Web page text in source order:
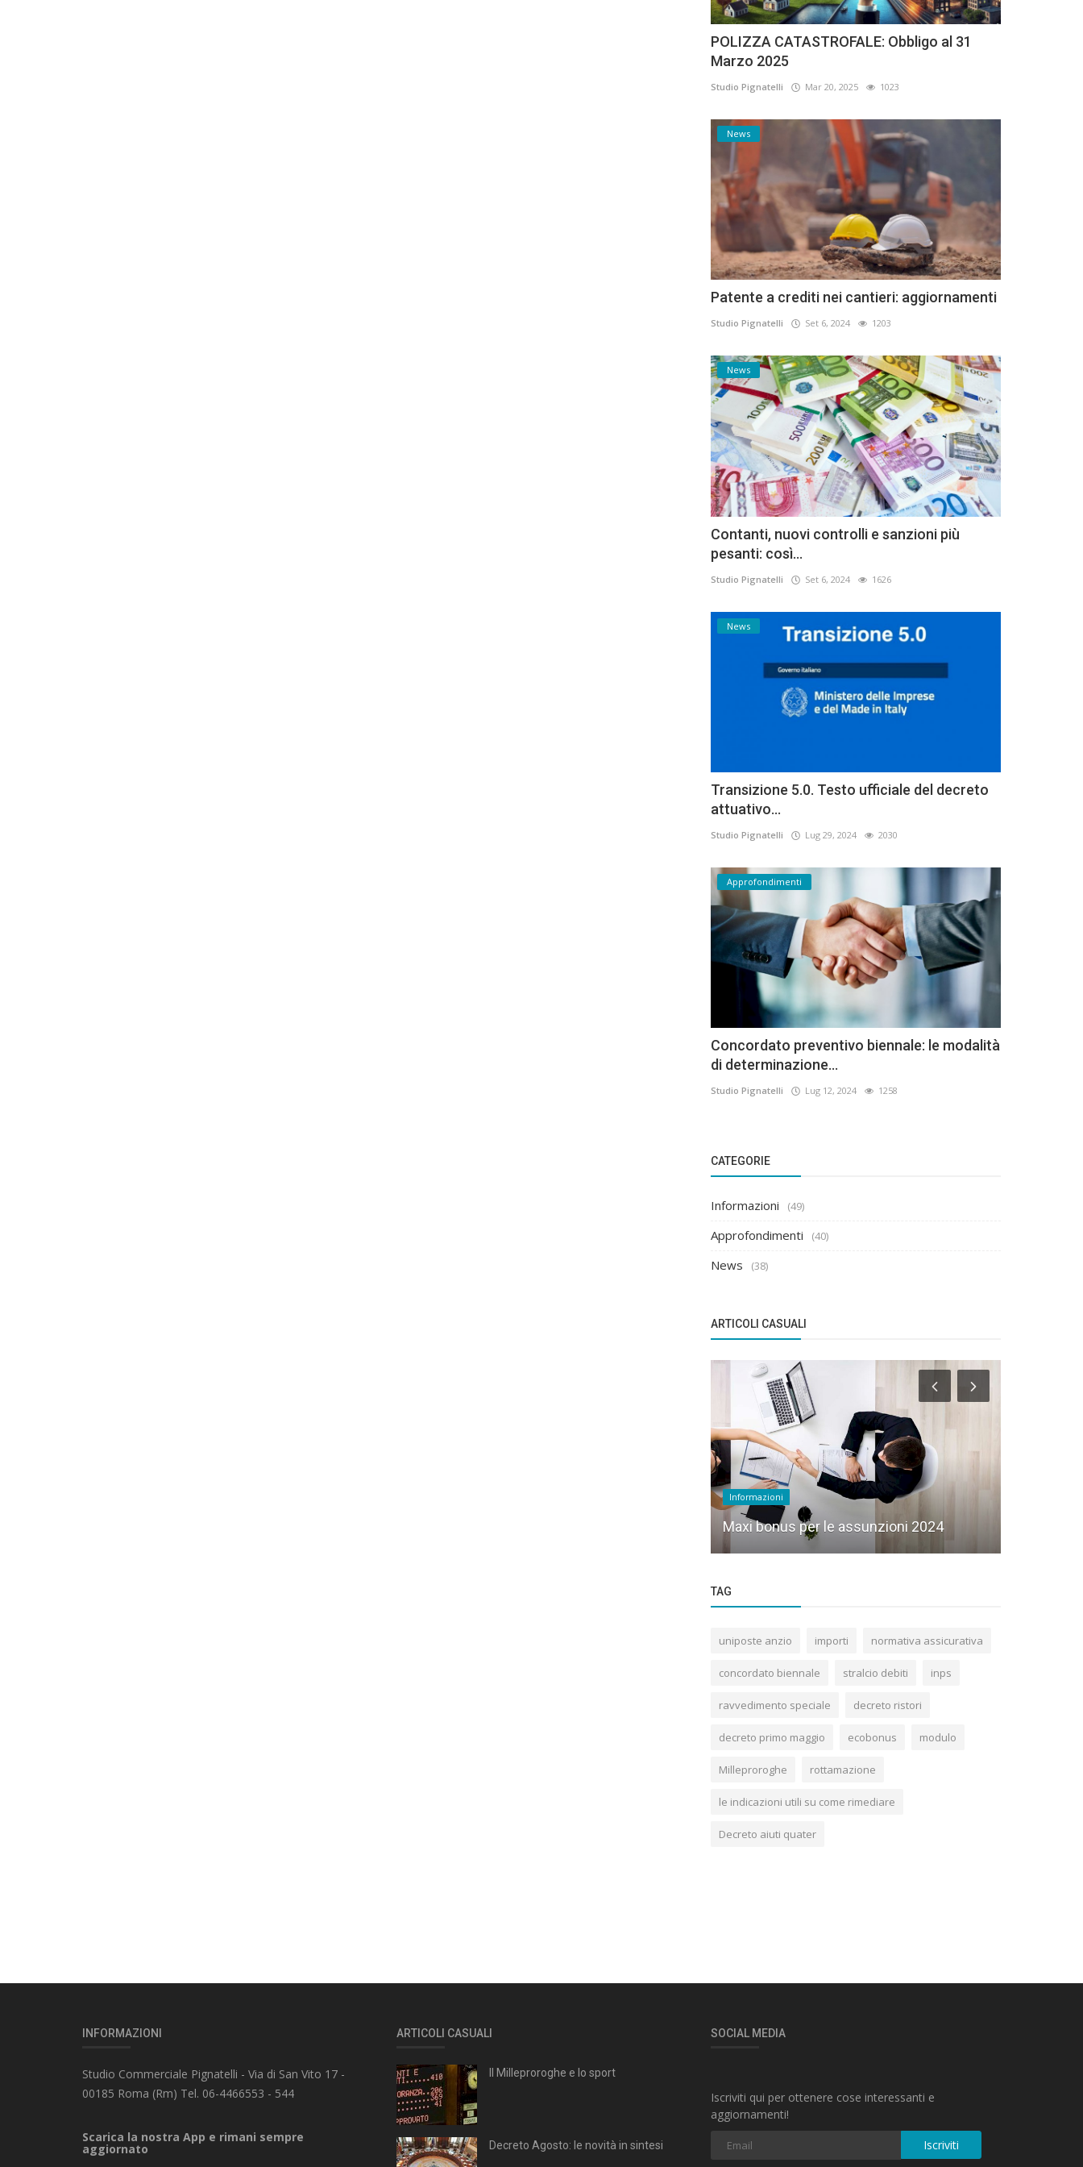
POLIZZA CATASTROFALE: Obbligo al 31
Marzo 2025
Studio Pignatelli Mar 20, 2025 1023
News
Patente a crediti nei cantieri: aggiornamenti
Studio Pignatelli Set 6, 2024 1203
News
Contanti, nuovi controlli e sanzioni più
pesanti: così...
Studio Pignatelli Set 6, 2024 1626
News
Transizione 5.0. Testo ufficiale del decreto
attuativo...
Studio Pignatelli Lug 29, 2024 2030
Approfondimenti
Concordato preventivo biennale: le modalità
di determinazione...
Studio Pignatelli Lug 12, 2024 1258
CATEGORIE
Informazioni (49)
Approfondimenti (40)
News (38)
ARTICOLI CASUALI
Informazioni
Maxi bonus per le assunzioni 2024
TAG
uniposte anzio importi normativa assicurativa
concordato biennale stralcio debiti inps
ravvedimento speciale decreto ristori
decreto primo maggio ecobonus modulo
Milleproroghe rottamazione
le indicazioni utili su come rimediare
Decreto aiuti quater
INFORMAZIONI
Studio Commerciale Pignatelli - Via di San Vito 17 -
00185 Roma (Rm) Tel. 06-4466553 - 544
Scarica la nostra App e rimani sempre
aggiornato
ARTICOLI CASUALI
Il Milleproroghe e lo sport
Decreto Agosto: le novità in sintesi
SOCIAL MEDIA
Iscriviti qui per ottenere cose interessanti e
aggiornamenti!
Iscriviti